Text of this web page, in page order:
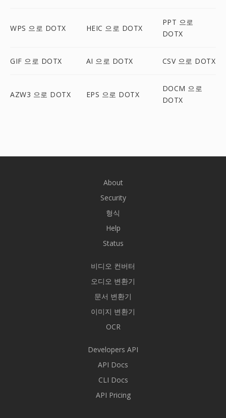
WPS 으로 DOTX HEIC 으로 DOTX
PPT 으로
DOTX
GIF 으로 DOTX AI 으로 DOTX CSV 으로 DOTX
AZW3 으로 DOTX EPS 으로 DOTX
DOCM 으로
DOTX
About
Security
형식
Help
Status
비디오 컨버터
오디오 변환기
문서 변환기
이미지 변환기
OCR
Developers API
API Docs
CLI Docs
API Pricing